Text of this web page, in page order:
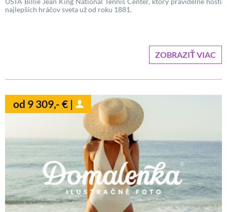
najlepších hráčov sveta už od roku 1881.
ZOBRAZIŤ VIAC
od 9 309,- € |